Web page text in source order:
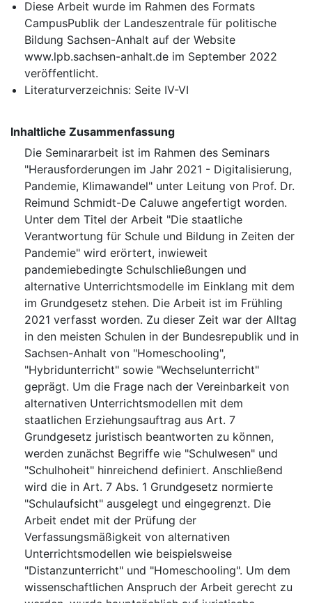
Diese Arbeit wurde im Rahmen des Formats
CampusPublik der Landeszentrale für politische
Bildung Sachsen-Anhalt auf der Website
www.lpb.sachsen-anhalt.de im September 2022
veröffentlicht.
Literaturverzeichnis: Seite IV-VI
Inhaltliche Zusammenfassung
Die Seminararbeit ist im Rahmen des Seminars
"Herausforderungen im Jahr 2021 - Digitalisierung,
Pandemie, Klimawandel" unter Leitung von Prof. Dr.
Reimund Schmidt-De Caluwe angefertigt worden.
Unter dem Titel der Arbeit "Die staatliche
Verantwortung für Schule und Bildung in Zeiten der
Pandemie" wird erörtert, inwieweit
pandemiebedingte Schulschließungen und
alternative Unterrichtsmodelle im Einklang mit dem
im Grundgesetz stehen. Die Arbeit ist im Frühling
2021 verfasst worden. Zu dieser Zeit war der Alltag
in den meisten Schulen in der Bundesrepublik und in
Sachsen-Anhalt von "Homeschooling",
"Hybridunterricht" sowie "Wechselunterricht"
geprägt. Um die Frage nach der Vereinbarkeit von
alternativen Unterrichtsmodellen mit dem
staatlichen Erziehungsauftrag aus Art. 7
Grundgesetz juristisch beantworten zu können,
werden zunächst Begriffe wie "Schulwesen" und
"Schulhoheit" hinreichend definiert. Anschließend
wird die in Art. 7 Abs. 1 Grundgesetz normierte
"Schulaufsicht" ausgelegt und eingegrenzt. Die
Arbeit endet mit der Prüfung der
Verfassungsmäßigkeit von alternativen
Unterrichtsmodellen wie beispielsweise
"Distanzunterricht" und "Homeschooling". Um dem
wissenschaftlichen Anspruch der Arbeit gerecht zu